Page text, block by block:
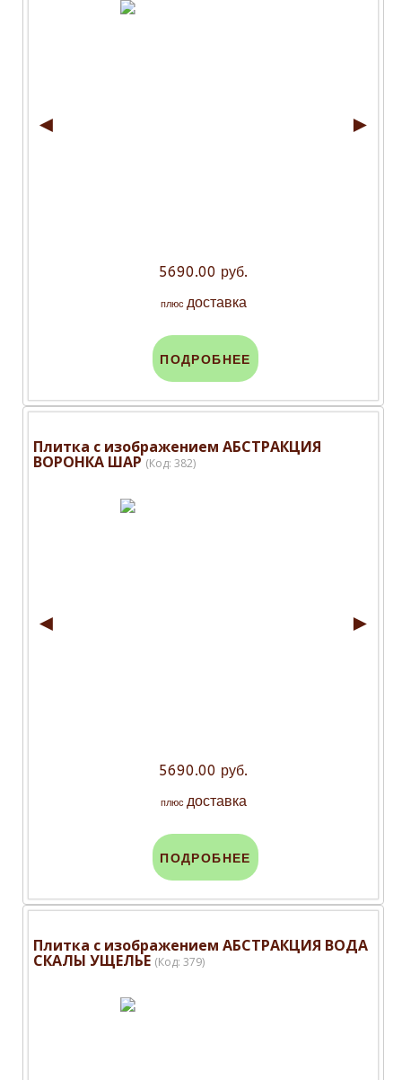
◄ ►
5690.00 руб.
плюс доставка
ПОДРОБНЕЕ
Плитка с изображением АБСТРАКЦИЯ
ВОРОНКА ШАР (Код: 382)
◄ ►
5690.00 руб.
плюс доставка
ПОДРОБНЕЕ
Плитка с изображением АБСТРАКЦИЯ ВОДА
СКАЛЫ УЩЕЛЬЕ (Код: 379)